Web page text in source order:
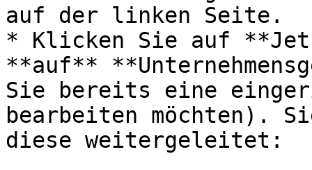
auf der linken Seite.
* Klicken Sie auf
**auf**
Sie bereits eine
bearbeiten möchten).
diese weitergeleitet: